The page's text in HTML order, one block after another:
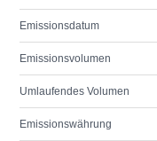
Emissionsdatum
Emissionsvolumen
Umlaufendes Volumen
Emissionswährung